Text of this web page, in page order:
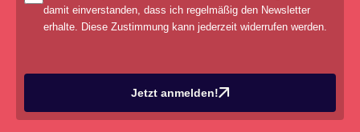
damit einverstanden, dass ich regelmäßig den Newsletter
erhalte. Diese Zustimmung kann jederzeit widerrufen werden.
Jetzt anmelden!